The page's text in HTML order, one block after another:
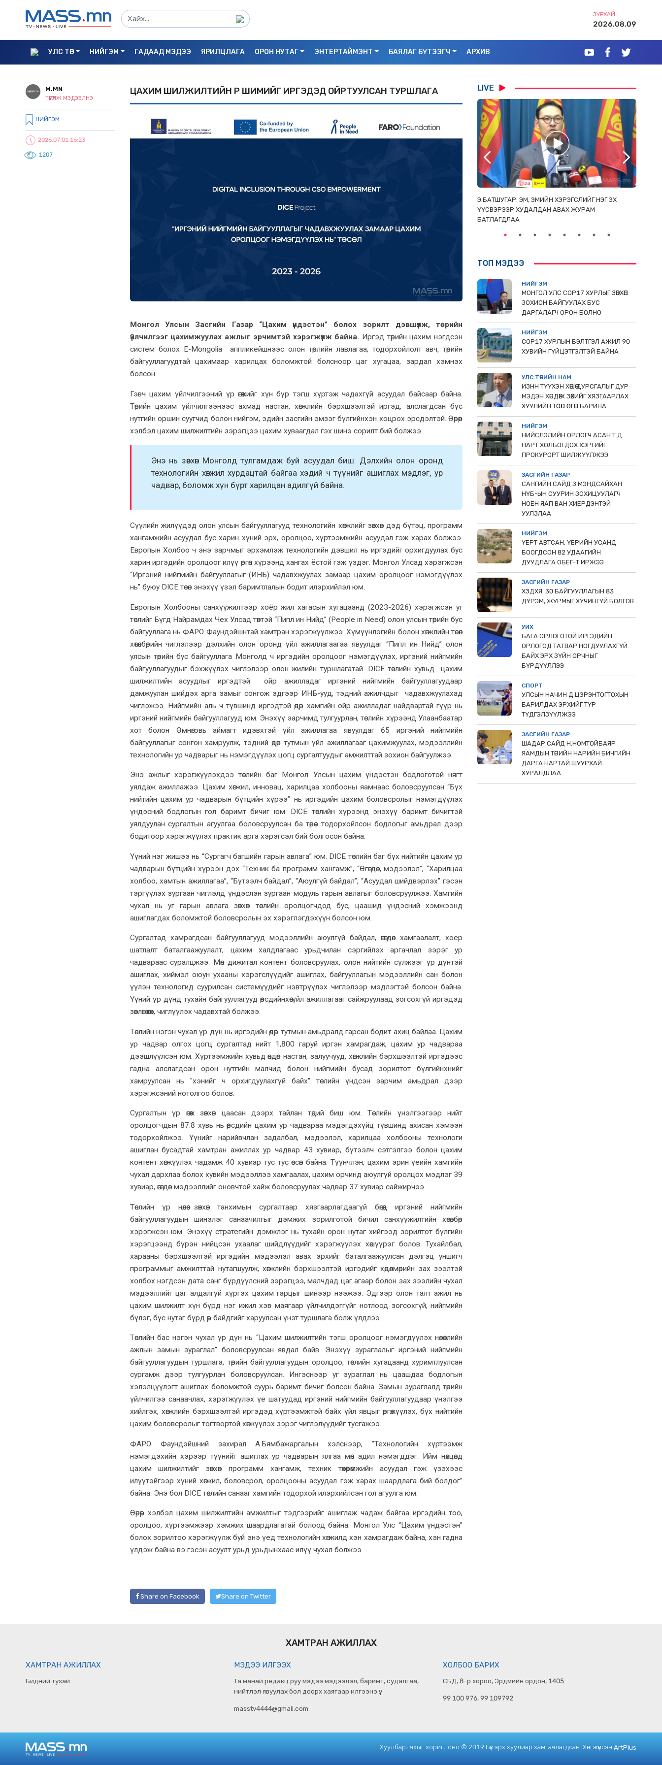
ЗУРХАЙ
2026.08.09
УЛС ТӨР НИЙГЭМ ГАДААД МЭДЭЭ ЯРИЛЦЛАГА ОРОН НУТАГ ЭНТЕРТАЙМЭНТ БАЯЛАГ БҮТЭЭГЧ АРХИВ
M.MN
ТҮРҮҮЛЖ МЭДЭЭЛНЭ
НИЙГЭМ
2026.07.01 16:23
1207
ЦАХИМ ШИЛЖИЛТИЙН ҮР ШИМИЙГ ИРГЭДЭД ОЙРТУУЛСАН ТУРШЛАГА
Монгол Улсын Засгийн Газар “Цахим үндэстэн” болох зорилт дэвшүүлж, төрийн
үйлчилгээг цахимжуулах ажлыг эрчимтэй хэрэгжүүлж байна. Иргэд төрийн цахим нэгдсэн
систем болох E-Mongolia аппликейшнээс олон төрлийн лавлагаа, тодорхойлолт авч, төрийн
байгууллагуудтай цахимаар харилцах боломжтой болсноор цаг хугацаа, зардал хэмнэх
болсон.
Гэвч цахим үйлчилгээний үр өгөөжийг хүн бүр тэгш хүртэж чадахгүй асуудал байсаар байна.
Төрийн цахим үйлчилгээнээс ахмад настан, хөгжлийн бэрхшээлтэй иргэд, алслагдсан бүс
нутгийн оршин суугчид болон нийгэм, эдийн засгийн эмзэг бүлгийнхэн хоцрох эрсдэлтэй. Өөрөөр
хэлбэл цахим шилжилтийн зэрэгцээ цахим хуваагдал гэх шинэ сорилт бий болжээ.
Энэ нь зөвхөн Монголд тулгамдаж буй асуудал биш. Дэлхийн олон оронд
технологийн хөгжил хурдацтай байгаа хэдий ч түүнийг ашиглах мэдлэг, ур
чадвар, боломж хүн бүрт харилцан адилгүй байна.
Сүүлийн жилүүдэд олон улсын байгууллагууд технологийн хөгжлийг зөвхөн дэд бүтэц, программ
хангамжийн асуудал бус харин хүний эрх, оролцоо, хүртээмжийн асуудал гэж харах болжээ.
Европын Холбоо ч энэ зарчмыг эрхэмлэж технологийн дэвшил нь иргэдийг орхигдуулах бус
харин иргэдийн оролцоог илүү өргөн хүрээнд хангах ёстой гэж үздэг. Монгол Улсад хэрэгжсэн
“Иргэний нийгмийн байгууллагыг (ИНБ) чадавхжуулах замаар цахим оролцоог нэмэгдүүлэх
нь” буюу DICE төсөл энэхүү үзэл баримтлалын бодит илэрхийлэл юм.
Европын Холбооны санхүүжилтээр хоёр жил хагасын хугацаанд (2023-2026) хэрэгжсэн уг
төслийг Бүгд Найрамдах Чех Улсад төвтэй “Пипл ин Нийд” (People in Need) олон улсын төрийн бус
байгууллага нь ФАРО Фаундэйшнтай хамтран хэрэгжүүлжээ. Хүмүүнлэгийн болон хөгжлийн төсөл
хөтөлбөрийн чиглэлээр дэлхийн олон оронд үйл ажиллагаагаа явуулдаг “Пипл ин Нийд” олон
улсын төрийн бус байгууллага Монголд ч иргэдийн оролцоог нэмэгдүүлэх, иргэний нийгмийн
байгууллагуудыг бэхжүүлэх чиглэлээр олон жилийн туршлагатай. DICE төслийн хувьд цахим
шилжилтийн асуудлыг иргэдтэй ойр ажилладаг иргэний нийгмийн байгууллагуудаар
дамжуулан шийдэх арга замыг сонгож эдгээр ИНБ-ууд, тэдний ажилчдыг чадавхжуулахад
чиглэжээ. Нийгмийн аль ч түвшинд иргэдтэй өдөр хамгийн ойр ажилладаг найдвартай гүүр нь
иргэний нийгмийн байгууллагууд юм. Энэхүү зарчимд тулгуурлан, төслийн хүрээнд Улаанбаатар
хот болон Өмнөговь аймагт идэвхтэй үйл ажиллагаа явуулдаг 65 иргэний нийгмийн
байгууллагыг сонгон хамруулж, тэдний өдөр тутмын үйл ажиллагааг цахимжуулах, мэдээллийн
технологийн ур чадварыг нь нэмэгдүүлэх цогц сургалтуудыг амжилттай зохион байгуулжээ.
Энэ ажлыг хэрэгжүүлэхдээ төслийн баг Монгол Улсын цахим үндэстэн бодлоготой нягт
уялдаж ажиллажээ. Цахим хөгжил, инновац, харилцаа холбооны яамнаас боловсруулсан “Бүх
нийтийн цахим ур чадварын бүтцийн хүрээ” нь иргэдийн цахим боловсролыг нэмэгдүүлэх
үндэсний бодлогын гол баримт бичиг юм. DICE төслийн хүрээнд энэхүү баримт бичигтэй
уялдуулан сургалтын агуулгаа боловсруулсан ба төрөөс тодорхойлсон бодлогыг амьдрал дээр
бодитоор хэрэгжүүлэх практик арга хэрэгсэл бий болгосон байна.
Үүний нэг жишээ нь “Сургагч багшийн гарын авлага” юм. DICE төслийн баг бүх нийтийн цахим ур
чадварын бүтцийн хүрээн дэх “Техник ба программ хангамж”, “Өгөгдөл, мэдээлэл”, “Харилцаа
холбоо, хамтын ажиллагаа”, “Бүтээлч байдал”, “Аюулгүй байдал”, “Асуудал шийдвэрлэх” гэсэн
тэргүүлэх зургаан чиглэлд үндэслэн зургаан модуль гарын авлагыг боловсруулжээ. Хамгийн
чухал нь уг гарын авлага зөвхөн төслийн оролцогчдод бус, цаашид үндэсний хэмжээнд
ашиглагдах боломжтой боловсролын эх хэрэглэгдэхүүн болсон юм.
Сургалтад хамрагдсан байгууллагууд мэдээллийн аюулгүй байдал, өгөгдөл хамгаалалт, хоёр
шатлалт баталгаажуулалт, цахим халдлагаас урьдчилан сэргийлэх аргачлал зэрэг ур
чадвараас суралцжээ. Мөн дижитал контент боловсруулах, олон нийтийн сүлжээг үр дүнтэй
ашиглах, хиймэл оюун ухааны хэрэгслүүдийг ашиглах, байгууллагын мэдээллийн сан болон
үүлэн технологид суурилсан системүүдийг нэвтрүүлэх чиглэлээр мэдлэгтэй болсон байна.
Үүний үр дүнд тухайн байгууллагууд өөрсдийнхөө үйл ажиллагааг сайжруулаад зогсохгүй иргэдэд
зөвлөгөө өгөх, чиглүүлэх чадавхтай болжээ.
Төслийн нэгэн чухал үр дүн нь иргэдийн өдөр тутмын амьдралд гарсан бодит ахиц байлаа. Цахим
ур чадвар олгох цогц сургалтад нийт 1,800 гаруй иргэн хамрагдаж, цахим ур чадвараа
дээшлүүлсэн юм. Хүртээмжийн хувьд өндөр настан, залуучууд, хөгжлийн бэрхшээлтэй иргэдээс
гадна алслагдсан орон нутгийн малчид болон нийгмийн бусад зорилтот бүлгийнхнийг
хамруулсан нь "хэнийг ч орхигдуулахгүй байх" төслийн үндсэн зарчим амьдрал дээр
хэрэгжсэний нотолгоо болов.
Сургалтын үр өгөөж зөвхөн цаасан дээрх тайлан төдий биш юм. Төслийн үнэлгээгээр нийт
оролцогчдын 87.8 хувь нь өөрсдийн цахим ур чадвараа мэдэгдэхүйц түвшинд ахисан хэмээн
тодорхойлжээ. Үүнийг нарийвчлан задалбал, мэдээлэл, харилцаа холбооны технологи
ашиглан бусадтай хамтран ажиллах ур чадвар 43 хувиар, бүтээлч сэтгэлгээ болон цахим
контент хөгжүүлэх чадамж 40 хувиар тус тус өссөн байна. Түүнчлэн, цахим эрин үеийн хамгийн
чухал дархлаа болох хувийн мэдээллээ хамгаалах, цахим орчинд аюулгүй оролцох мэдлэг 39
хувиар, өгөгдөл мэдээллийг оновчтой хайж боловсруулах чадвар 37 хувиар сайжирчээ.
Төслийн үр нөлөө зөвхөн танхимын сургалтаар хязгаарлагдаагүй бөгөөд иргэний нийгмийн
байгууллагуудын шинэлэг санаачилгыг дэмжих зорилготой бичил санхүүжилтийн хөтөлбөр
хэрэгжсэн юм. Энэхүү стратегийн дэмжлэг нь тухайн орон нутаг хийгээд зорилтот бүлгийн
хэрэгцээнд бүрэн нийцсэн ухаалаг шийдлүүдийг хэрэгжүүлэх хөшүүрэг болов. Тухайлбал,
харааны бэрхшээлтэй иргэдийн мэдээлэл авах эрхийг баталгаажуулсан дэлгэц уншигч
программыг амжилттай нутагшуулж, хөгжлийн бэрхшээлтэй иргэдийг хөдөлмөрийн зах зээлтэй
холбох нэгдсэн дата санг бүрдүүлсний зэрэгцээ, малчдад цаг агаар болон зах зээлийн чухал
мэдээллийг цаг алдалгүй хүргэх цахим гарцыг шинээр нээжээ. Эдгээр олон талт ажил нь
цахим шилжилт хүн бүрд нэг ижил хэв маягаар үйлчилдэггүйг нотлоод зогсохгүй, нийгмийн
бүлэг, бүс нутаг бүрд өөр байдгийг харуулсан үнэт туршлага болж үлдлээ.
Төслийн бас нэгэн чухал үр дүн нь “Цахим шилжилтийн тэгш оролцоог нэмэгдүүлэх нөлөөллийн
ажлын замын зураглал” боловсруулсан явдал байв. Энэхүү зураглалыг иргэний нийгмийн
байгууллагуудын туршлага, төрийн байгууллагуудын оролцоо, төслийн хугацаанд хуримтлуулсан
сургамж дээр тулгуурлан боловсруулсан. Ингэснээр уг зураглал нь цаашдаа бодлогын
хэлэлцүүлэгт ашиглах боломжтой суурь баримт бичиг болсон байна. Замын зураглалд төрийн
үйлчилгээ санаачлах, хэрэгжүүлэх үе шатуудад иргэний нийгмийн байгууллагуудаар үнэлгээ
хийлгэх, хөгжлийн бэрхшээлтэй иргэдэд хүртээмжтэй байх үйл явцыг өргөжүүлэх, бүх нийтийн
цахим боловсролыг тогтвортой хөгжүүлэх зэрэг чиглэлүүдийг тусгажээ.
ФАРО Фаундэйшний захирал А.Бямбажаргалын хэлснээр, “Технологийн хүртээмж
нэмэгдэхийн хэрээр түүнийг ашиглах ур чадварын ялгаа мөн адил нэмэгддэг. Ийм нөхцөлд
цахим шилжилтийг зөвхөн программ хангамж, техник төхөөрөмжийн асуудал гэж үзэхээс
илүүтэйгээр хүний хөгжил, боловсрол, оролцооны асуудал гэж харах шаардлага бий болдог”
байна. Энэ бол DICE төслийн санааг хамгийн тодорхой илэрхийлсэн гол агуулга юм.
Өөрөөр хэлбэл цахим шилжилтийн амжилтыг тэдгээрийг ашиглаж чадаж байгаа иргэдийн тоо,
оролцоо, хүртээмжээр хэмжих шаардлагатай болоод байна. Монгол Улс “Цахим үндэстэн”
болох зорилтоо хэрэгжүүлж буй энэ үед технологийн хөгжилд хэн хамрагдаж байна, хэн гадна
үлдэж байна вэ гэсэн асуулт урьд урьдынхаас илүү чухал болжээ.
Share on Facebook Share on Twitter
LIVE
Э.БАТШУГАР: ЭМ, ЭМИЙН ХЭРЭГСЛИЙГ НЭГ ЭХ
ҮҮСВЭРЭЭР ХУДАЛДАН АВАХ ЖУРАМ
БАТЛАГДЛАА
ТОП МЭДЭЭ
НИЙГЭМ
МОНГОЛ УЛС СОР17 ХУРЛЫГ ЗӨВХӨН
ЗОХИОН БАЙГУУЛАХ БУС
ДАРГАЛАГЧ ОРОН БОЛНО
НИЙГЭМ
COP17 ХУРЛЫН БЭЛТГЭЛ АЖИЛ 90
ХУВИЙН ГҮЙЦЭТГЭЛТЭЙ БАЙНА
УЛС ТӨРИЙН НАМ
ИЗНН ТҮҮХЭН ХӨШӨӨ ДУРСГАЛЫГ ДУР
МЭДЭН ХӨНДӨЖ ЗӨӨХИЙГ ХЯЗГААРЛАХ
ХУУЛИЙН ТӨСӨЛ ӨРГӨН БАРИНА
НИЙГЭМ
НИЙСЛЭЛИЙН ОРЛОГЧ АСАН Т.Д
НАРТ ХОЛБОГДОХ ХЭРГИЙГ
ПРОКУРОРТ ШИЛЖҮҮЛЖЭЭ
ЗАСГИЙН ГАЗАР
САНГИЙН САЙД З.МЭНДСАЙХАН
НҮБ-ЫН СУУРИН ЗОХИЦУУЛАГЧ
НОЁН ЯАП ВАН ХИЕРДЭНТЭЙ
УУЛЗЛАА
НИЙГЭМ
ҮЕРТ АВТСАН, ҮЕРИЙН УСАНД
БООГДСОН 82 УДААГИЙН
ДУУДЛАГА ОБЕГ-Т ИРЖЭЭ
ЗАСГИЙН ГАЗАР
ХЗДХЯ: 30 БАЙГУУЛЛАГЫН 83
ДҮРЭМ, ЖУРМЫГ ХҮЧИНГҮЙ БОЛГОВ
УИХ
БАГА ОРЛОГОТОЙ ИРГЭДИЙН
ОРЛОГОД ТАТВАР НОГДУУЛАХГҮЙ
БАЙХ ЭРХ ЗҮЙН ОРЧНЫГ
БҮРДҮҮЛЛЭЭ
СПОРТ
УЛСЫН НАЧИН Д.ЦЭРЭНТОГТОХЫН
БАРИЛДАХ ЭРХИЙГ ТҮР
ТҮДГЭЛЗҮҮЛЖЭЭ
ЗАСГИЙН ГАЗАР
ШАДАР САЙД Н.НОМТОЙБАЯР
ЯАМДЫН ТӨРИЙН НАРИЙН БИЧГИЙН
ДАРГА НАРТАЙ ШУУРХАЙ
ХУРАЛДЛАА
ХАМТРАН АЖИЛЛАХ
ХАМТРАН АЖИЛЛАХ
Бидний тухай
МЭДЭЭ ИЛГЭЭХ
Та манай редакц руу мэдээ мэдээлэл, баримт, судалгаа,
нийтлэл явуулах бол доорх хаягаар илгээнэ үү.
masstv4444@gmail.com
ХОЛБОО БАРИХ
СБД, 8-р хороо, Эрдмийн ордон, 1405
99 100 976, 99 109792
Хуулбарлахыг хориглоно © 2019 Бүх эрх хуулиар хамгаалагдсан | Хөгжүүлсэн:ArtPlus